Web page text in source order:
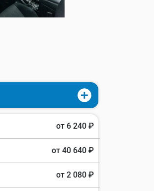
от 6 240 ₽
от 40 640 ₽
от 2 080 ₽